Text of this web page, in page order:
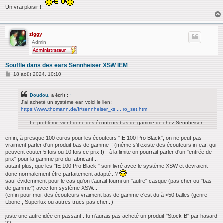
Un vrai plaisir !!
ziggy
Admin
Souffle dans des ears Sennheiser XSW IEM
M18 août 2024, 10:10
Doudou. a écrit : ↑
J'ai acheté un système ear, voici le lien :
https://www.thomann.de/fr/sennheiser_xs ... ro_set.htm
......Le problème vient donc des écouteurs bas de gamme de chez Sennheiser.....
enfin, à presque 100 euros pour les écouteurs "IE 100 Pro Black", on ne peut pas
vraiment parler d'un produit bas de gamme !! (même s'il existe des écouteurs in-ear, qui
peuvent couter 5 fois ou 10 fois ce prix !) - à la limite on pourrait parler d'un "entrée de
prix" pour la gamme pro du fabricant...
autant plus, que les "IE 100 Pro Black " sont livré avec le système XSW et devraient
donc normalement être parfaitement adapté...?
sauf évidemment pour le cas qu'on t'aurait fourni un "autre" casque (pas cher ou "bas
de gamme") avec ton système XSW...
(enfin pour moi, des écouteurs vraiment bas de gamme c'est du à <50 balles (genre
t.bone , Superlux ou autres trucs pas cher...)
juste une autre idée en passant : tu n'aurais pas acheté un produit "Stock-B" par hasard